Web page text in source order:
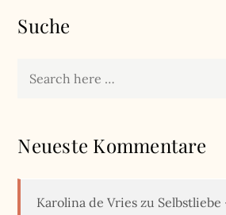
Suche
Neueste Kommentare
Karolina de Vries zu